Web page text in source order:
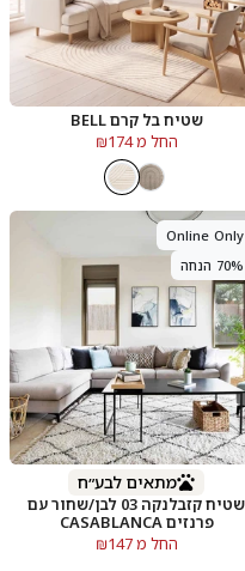
שטיח בל קרם BELL
החל מ ₪174
Online Only
70% הנחה
מתאים לבע״ח
שטיח קזבלנקה 03 לבן/שחור עם
פרנזים CASABLANCA
החל מ ₪147